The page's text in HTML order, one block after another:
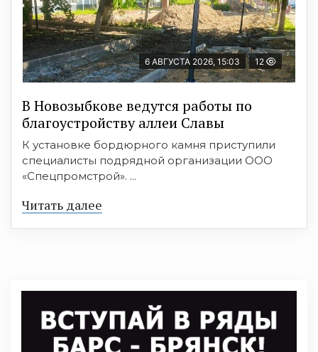
6 АВГУСТА 2026, 15:03 12
В Новозыбкове ведутся работы по
благоустройству аллеи Славы
К установке бордюрного камня приступили
специалисты подрядной организации ООО
«Спецпромстрой». ...
Читать далее